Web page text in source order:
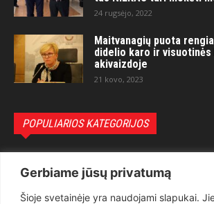
Gerbiame jūsų privatumą
Šioje svetainėje yra naudojami slapukai.
24 rugsėjo, 2022
Maitvanagių puota
didelio karo ir visuotinės
akivaizdoje
21 kovo, 2023
POPULIARIOS KATEGORIJOS